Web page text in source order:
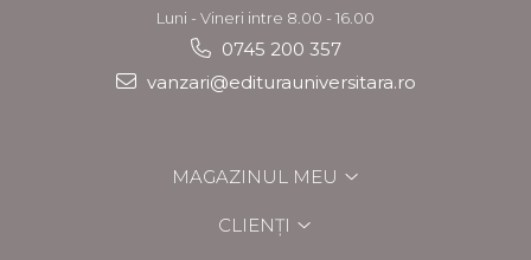
Luni - Vineri intre 8.00 - 16.00
0745 200 357
vanzari@editurauniversitara.ro
MAGAZINUL MEU
CLIENȚI